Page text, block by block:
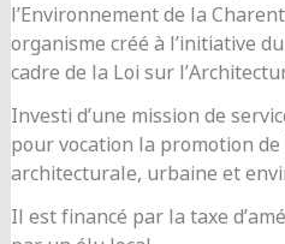
l’Environnement de la
organisme créé à l’initiative
cadre de la Loi sur
Investi d’une mission de
pour vocation la promotion
architecturale, urbaine et
Il est financé par la taxe